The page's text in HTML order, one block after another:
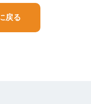
らせするため
目的で事例分析
戻る